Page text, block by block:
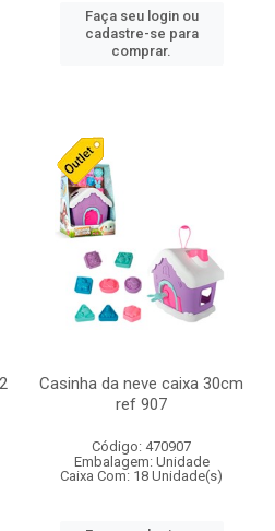
Faça seu login ou
cadastre-se para
comprar.
Casinha da neve caixa 30cm
ref 907
Código: 470907
Embalagem: Unidade
Caixa Com: 18 Unidade(s)